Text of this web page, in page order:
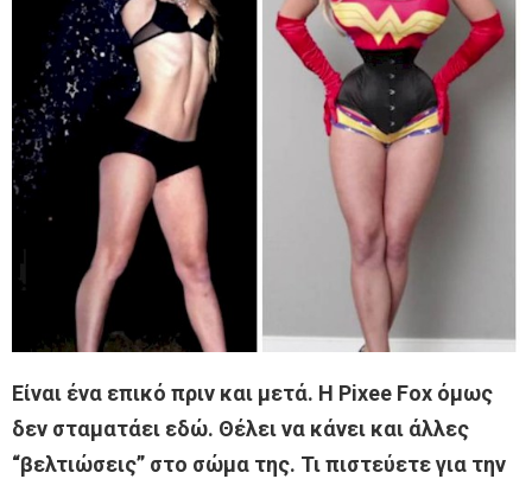
Είναι ένα επικό πριν και μετά. Η Pixee Fox όμως
δεν σταματάει εδώ. Θέλει να κάνει και άλλες
“βελτιώσεις” στο σώμα της. Τι πιστεύετε για την